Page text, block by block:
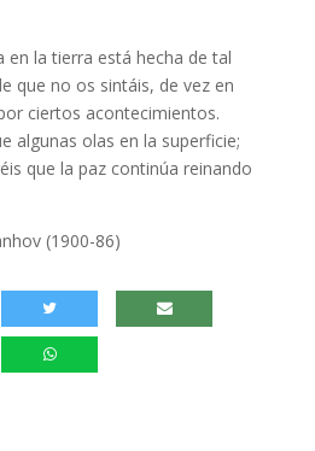
en la tierra está hecha de tal
que no os sintáis, de vez en
ciertos acontecimientos.
algunas olas en la superficie;
que la paz continúa reinando
(1900-86)